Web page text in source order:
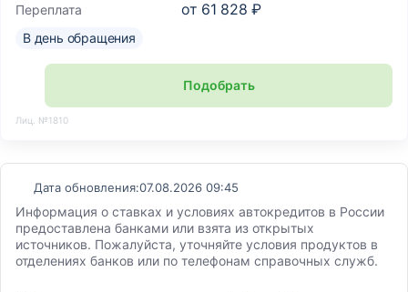
Переплата от 61 828 ₽
В день обращения
Подобрать
Лиц. №1810
Дата обновления:07.08.2026 09:45
Информация о ставках и условиях автокредитов в России
предоставлена банками или взята из открытых
источников. Пожалуйста, уточняйте условия продуктов в
отделениях банков или по телефонам справочных служб.